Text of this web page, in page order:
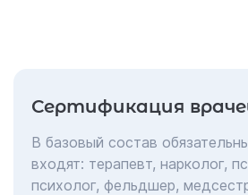
профессионалов сделает все
каждый пациент получил
медицинскую помощь и
результатом.
Сертификация
В базовый состав
входят: терапевт, нарколог,
психолог, фельдшер,